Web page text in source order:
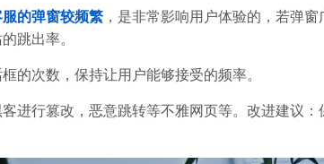
的弹窗较频繁 ，是非常影响用户体验的，若弹
跳出率。
框的次数，保持让用户能够接受的频率。
进行篡改，恶意跳转等不雅网页等。改进建议